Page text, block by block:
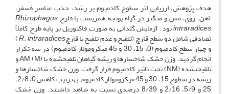
هدف پژوهش، ارزیابی اثر سطوح کادمیوم بر رشد، جذب عناصر فسفر،
آهن، روی، مس و منگنز در گیاه یونجه همزیست با قارچRhizophagus
intraradicesبود. آزمایش گلدانی به صورت فاکتوریل بر پایه طرح کاملاً
تصادفی شامل دو سطح قارچ (تلقیح و عدم تلقیح با قارچR. intraradices
)
و چهار سطح کادمیوم (0، 15، 30 و 45 میکرومولار کادمیوم) در سه تکرار
انجام گردید. وزن خشک شاخسارها و ریشه گیاهان تلقیح‏شده با AM (M) و
تلقیح‏نشده (NM) تحت تاثیر کادمیوم قرار گرفت. وزن خشک شاخسارها و
ریشه در سطوح 15، 30 و 45 میکرومولار کادمیوم، به‏ترتیب کاهش 0، 2/8،
25 و 5/9، 2/16 و 8/39 درصدی نسبت به شاهد داشتند. وزن خشک